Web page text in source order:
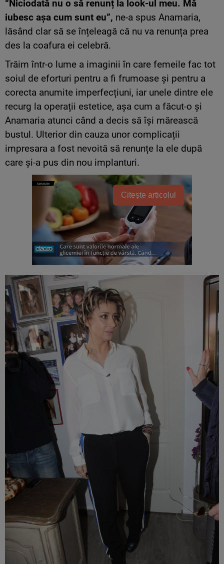
“Niciodată nu o să renunț la look-ul meu. Mă
iubesc așa cum sunt eu”, ne-a spus Anamaria,
lăsând clar să se înțeleagă că nu va renunța prea
des la coafura ei celebră.
Trăim într-o lume a imaginii în care femeile fac tot
soiul de eforturi pentru a fi frumoase și pentru a
corecta anumite imperfecțiuni, iar unele dintre ele
recurg la operații estetice, așa cum a făcut-o și
Anamaria atunci când a decis să își mărească
bustul. Ulterior din cauza unor complicații
impresara a fost nevoită să renunțe la ele după
care și-a pus din nou implanturi.
Citește articolul